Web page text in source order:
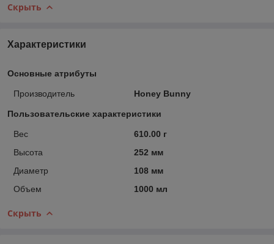
Скрыть
Характеристики
Основные атрибуты
Производитель Honey Bunny
Пользовательские характеристики
Вес
610.00 г
Высота
252 мм
Диаметр
108 мм
Объем
1000 мл
Скрыть